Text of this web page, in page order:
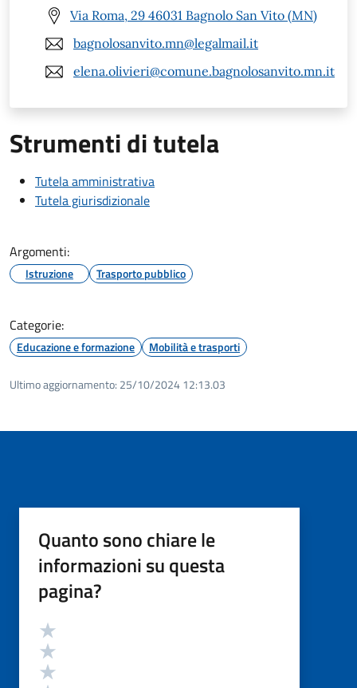
Via Roma, 29 46031 Bagnolo San Vito (MN)
bagnolosanvito.mn@legalmail.it
elena.olivieri@comune.bagnolosanvito.mn.it
Strumenti di tutela
Tutela amministrativa
Tutela giurisdizionale
Argomenti:
Istruzione Trasporto pubblico
Categorie:
Educazione e formazione Mobilità e trasporti
Ultimo aggiornamento: 25/10/2024 12:13.03
Quanto sono chiare le
informazioni su questa
pagina?
Valutazione